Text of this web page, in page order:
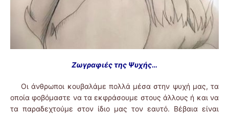
Ζωγραφιές της Ψυχής…
Οι άνθρωποι κουβαλάμε πολλά μέσα στην ψυχή μας, τα
οποία φοβόμαστε να τα εκφράσουμε στους άλλους ή και να
τα παραδεχτούμε στον ίδιο μας τον εαυτό. Βέβαια είναι